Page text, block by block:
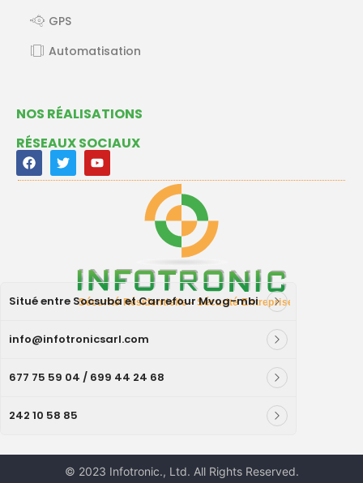
GPS
Automatisation
NOS RÉALISATIONS
RÉSEAUX SOCIAUX
Situé entre Socsuba et Carrefour Mvog-mbi
info@infotronicsarl.com
677 75 59 04 / 699 44 24 68
242 10 58 85
© 2023 Infotronic., Ltd. All Rights Reserved.